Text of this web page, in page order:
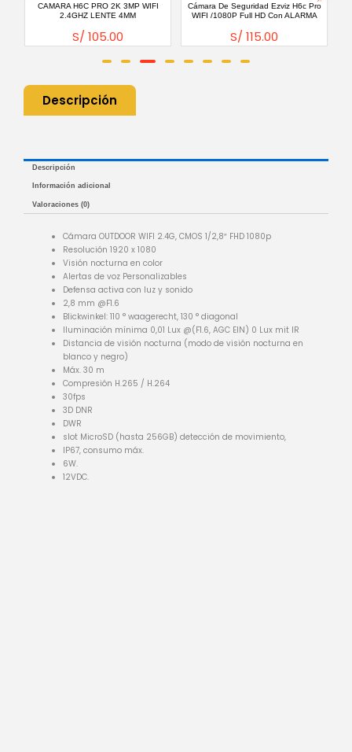
CAMARA H6C PRO 2K 3MP WIFI
2.4GHZ LENTE 4MM
S/ 105.00
Cámara De Seguridad Ezviz H6c Pro
WIFI /1080P Full HD Con ALARMA
S/ 115.00
Descripción
Descripción
Información adicional
Valoraciones (0)
Cámara OUTDOOR WIFI 2.4G, CMOS 1/2,8″ FHD 1080p
Resolución 1920 x 1080
Visión nocturna en color
Alertas de voz Personalizables
Defensa activa con luz y sonido
2,8 mm @F1.6
Blickwinkel: 110 ° waagerecht, 130 ° diagonal
Iluminación mínima 0,01 Lux @(F1.6, AGC EIN) 0 Lux mit IR
Distancia de visión nocturna (modo de visión nocturna en
blanco y negro)
Máx. 30 m
Compresión H.265 / H.264
30fps
3D DNR
DWR
slot MicroSD (hasta 256GB) detección de movimiento,
IP67, consumo máx.
6W.
12VDC.